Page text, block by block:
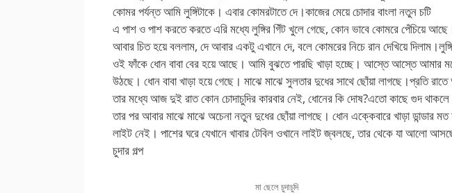
কোমর পর্যন্ত আমি লুঙ্গিটাকে। এবার কোমরটাতে দে।কাজের মেয়ে চোদার বাংলা নতুন চটি
এ পাশ ও পাশ করতে করতে এরি মধ্যে লুঙ্গির গিঁট খুলে গেছে, কোন ভাবে কোমরে পেঁচিয়ে
আবার চিত হয়ে বললাম, দে আবার একটু এখানে দে, বলে কোমরের নিচে রান দেখিয়ে
ওই ফাঁকে ধোন বাবা বের হয়ে আছে। আমি বুঝতে পারছি খাড়া হচ্ছে। আস্তে আস্তে আমার
উঠছে। ধোন বাবা খাড়া হয়ে গেছে। মাঝে মাঝে সুলতার দুধের সাথে ছোঁয়া লাগছে।প্রতি
তার মধ্যে আজ দুই রাত কোন চোদাচুদির কারবার নেই, ধোনের কি দোষ?এতো কাছে গুদ থাকলে
তার পর আবার মাঝে মাঝে অচেনা নতুন দুধের ছোঁয়া লাগছে। ধোন এক্কেবারে খাড়া ডান্ডার
লাইট নেই। পাশের ঘরে যেখানে খাবার টেবিল ওখানে লাইট জ্বলছে, তার থেকে যা আলো
চুদার গল্প
মা ছেলে চুদাচুদি